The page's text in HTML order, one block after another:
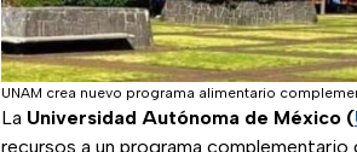
UNAM crea nuevo programa alimentario
La Universidad Autónoma de México (
recursos a un programa